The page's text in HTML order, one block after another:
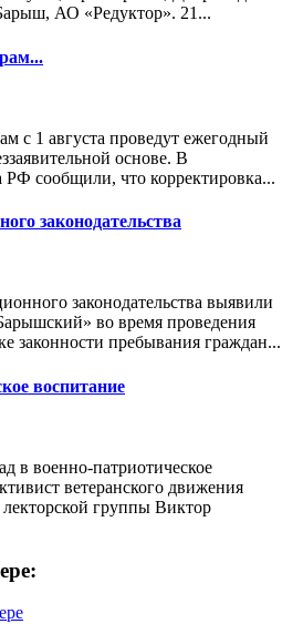
АО «Редуктор». 21...
с 1 августа проведут ежегодный
основе. В
сообщили, что корректировка...
законодательства
законодательства выявили
во время проведения
законности пребывания граждан...
воспитание
в военно-патриотическое
ветеранского движения
группы Виктор